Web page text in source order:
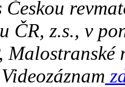
ČR, z.s., v